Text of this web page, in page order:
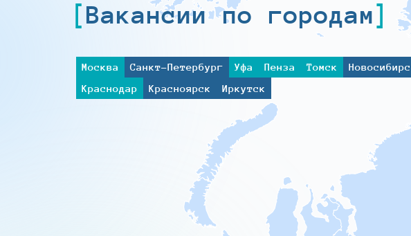
Вакансии по городам
Москва Санкт-Петербург Уфа Пенза Томск
Краснодар
Красноярск Иркутск